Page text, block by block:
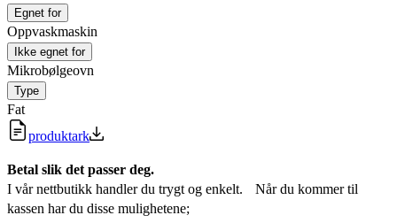
Egnet for
Oppvaskmaskin
Ikke egnet for
Mikrobølgeovn
Type
Fat
produktark
Betal slik det passer deg.
I vår nettbutikk handler du trygt og enkelt. Når du kommer til
kassen har du disse mulighetene;